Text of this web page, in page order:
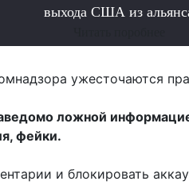
выхода США из
ужесточаются
ложной
фейки.
и блокировать